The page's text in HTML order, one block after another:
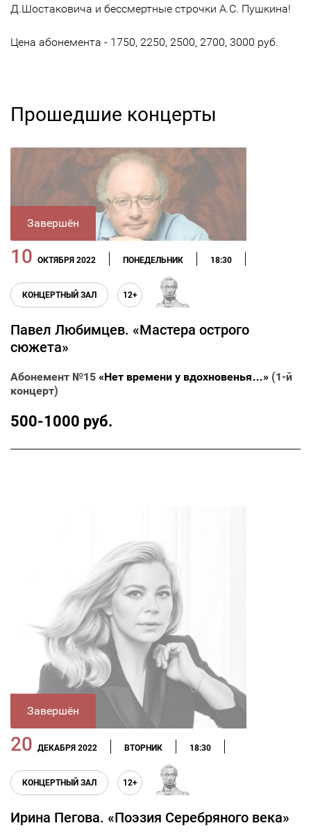
Д.Шостаковича и бессмертные строчки А.С. Пушкина!
Цена абонемента - 1750, 2250, 2500, 2700, 3000 руб.
Прошедшие концерты
Завершён
10 ОКТЯБРЯ 2022 ПОНЕДЕЛЬНИК 18:30
КОНЦЕРТНЫЙ ЗАЛ 12+
Павел Любимцев. «Мастера острого
сюжета»
Абонемент №15 «Нет времени у вдохновенья…» (1-й
концерт)
500-1000 руб.
Завершён
20 ДЕКАБРЯ 2022 ВТОРНИК 18:30
КОНЦЕРТНЫЙ ЗАЛ 12+
Ирина Пегова. «Поэзия Серебряного века»